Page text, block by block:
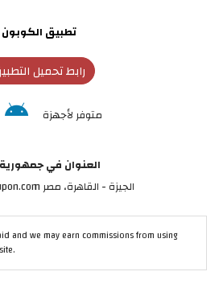
تطبيق الكوبون
رابط تحميل
متوفر لأجهزة
العنوان في
الجيزة - القاهرة، مصر egypt@alcoupon.com
and we may earn commissions from using